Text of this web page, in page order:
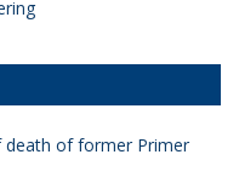
death of former Primer